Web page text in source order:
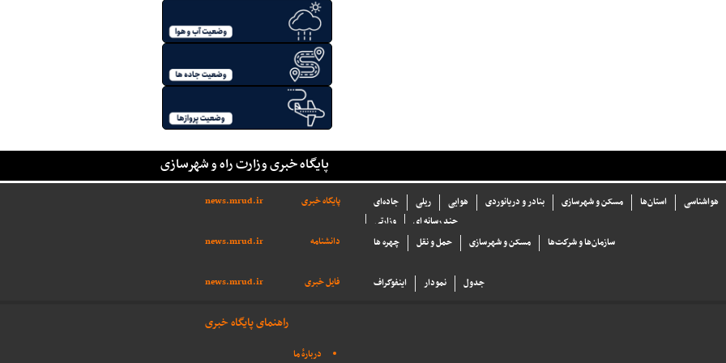
پایگاه خبری وزارت راه و شهرسازی
پایگاه خبری news.mrud.ir جاده‌ای ریلی هوایی بنادر و دریانوردی مسکن و شهرسازی استان‌ها
هواشناسی
وزارتی
چند رسانه ای
دانشنامه
news.mrud.ir چهره ها حمل و نقل مسکن و شهرسازی سازما‌ن‌ها و شركت‌ها
فایل خبری news.mrud.ir اینفوگراف نمودار جدول
راهنمای پایگاه خبری
دربارهٔ ما